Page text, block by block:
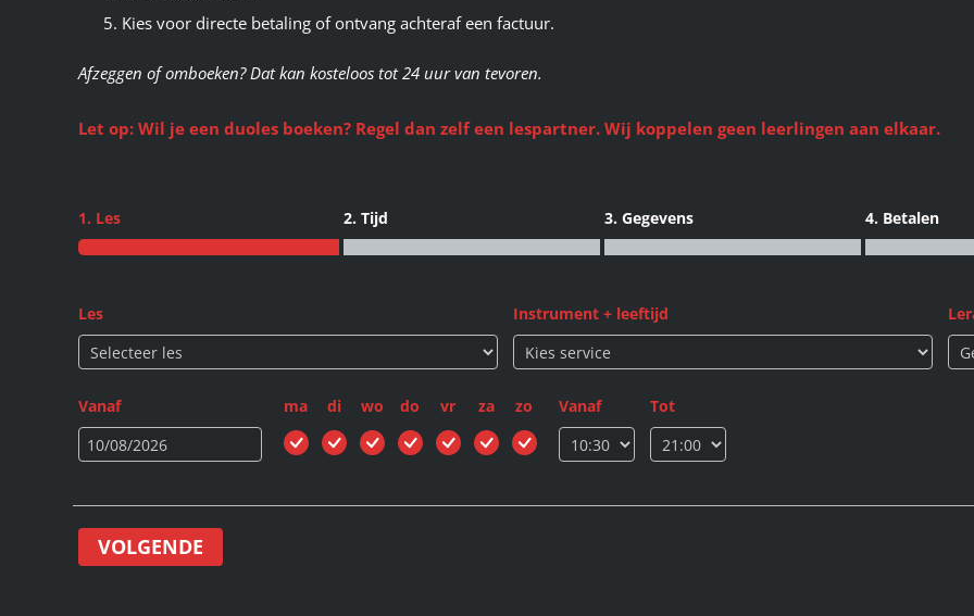
Kies voor directe betaling of ontvang achteraf een factuur.
Afzeggen of omboeken? Dat kan kosteloos tot 24 uur van tevoren.
Let op: Wil je een duoles boeken? Regel dan zelf een lespartner. Wij koppelen geen leerlingen aan elkaar.
1. Les 2. Tijd 3. Gegevens 4. Betalen
Les Instrument + leeftijd
Vanaf ma di wo do vr za zo Vanaf Tot
VOLGENDE